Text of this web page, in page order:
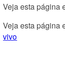
Veja esta página
Veja esta página
vivo